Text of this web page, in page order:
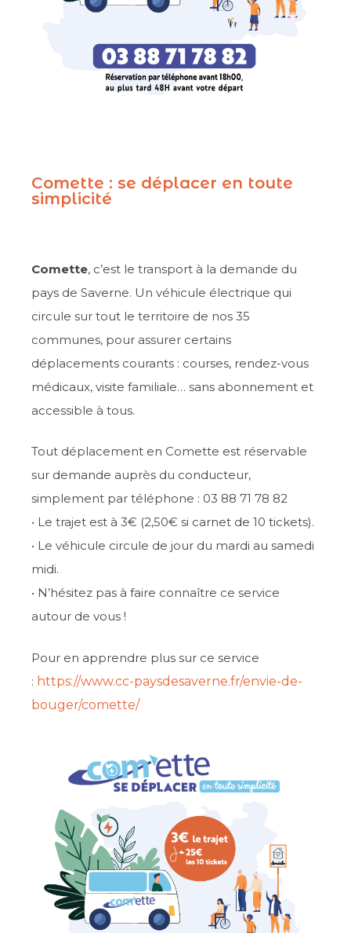
Comette : se déplacer en toute
simplicité
Comette, c’est le transport à la demande du
pays de Saverne. Un véhicule électrique qui
circule sur tout le territoire de nos 35
communes, pour assurer certains
déplacements courants : courses, rendez-vous
médicaux, visite familiale… sans abonnement et
accessible à tous.
Tout déplacement en Comette est réservable
sur demande auprès du conducteur,
simplement par téléphone : 03 88 71 78 82
• Le trajet est à 3€ (2,50€ si carnet de 10 tickets).
• Le véhicule circule de jour du mardi au samedi
midi.
• N’hésitez pas à faire connaître ce service
autour de vous !
Pour en apprendre plus sur ce service
: https://www.cc-paysdesaverne.fr/envie-de-
bouger/comette/